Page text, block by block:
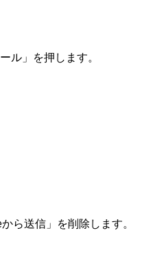
ル」を押します。
ら送信」を削除します。